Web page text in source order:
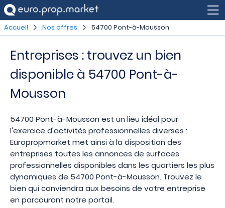
Accueil Nos offres 54700 Pont-à-Mousson
Entreprises : trouvez un bien
disponible à 54700 Pont-à-
Mousson
54700 Pont-à-Mousson est un lieu idéal pour
l'exercice d'activités professionnelles diverses :
Europropmarket met ainsi à la disposition des
entreprises toutes les annonces de surfaces
professionnelles disponibles dans les quartiers les plus
dynamiques de 54700 Pont-à-Mousson. Trouvez le
bien qui conviendra aux besoins de votre entreprise
en parcourant notre portail.